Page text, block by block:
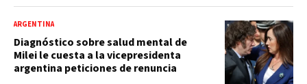
ARGENTINA
Diagnóstico sobre salud mental de
Milei le cuesta a la vicepresidenta
argentina peticiones de renuncia